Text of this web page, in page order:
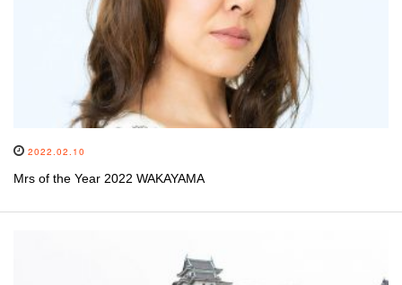
2022.02.10
Mrs of the Year 2022 WAKAYAMA